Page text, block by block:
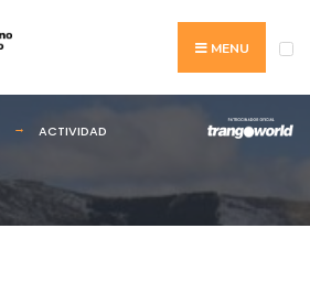
MENU
ACTIVIDAD